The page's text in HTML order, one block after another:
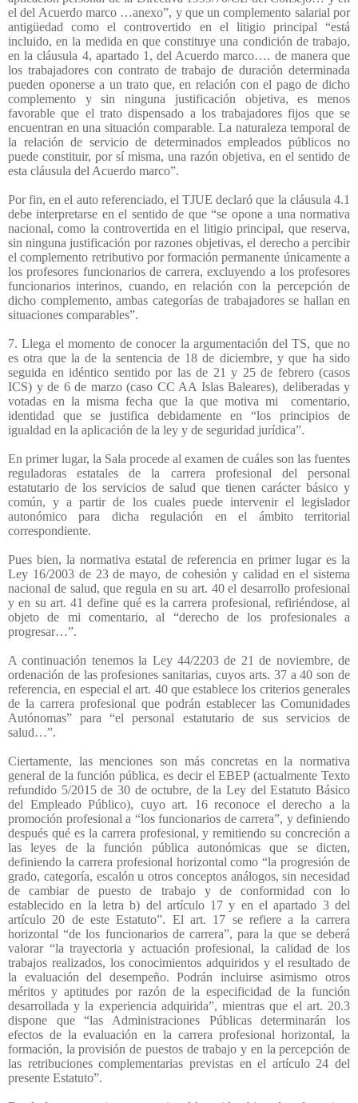
el del Acuerdo marco …anexo”, y que un complemento salarial por
antigüedad como el controvertido en el litigio principal “está
incluido, en la medida en que constituye una condición de trabajo,
en la cláusula 4, apartado 1, del Acuerdo marco…. de manera que
los trabajadores con contrato de trabajo de duración determinada
pueden oponerse a un trato que, en relación con el pago de dicho
complemento y sin ninguna justificación objetiva, es menos
favorable que el trato dispensado a los trabajadores fijos que se
encuentran en una situación comparable. La naturaleza temporal de
la relación de servicio de determinados empleados públicos no
puede constituir, por sí misma, una razón objetiva, en el sentido de
esta cláusula del Acuerdo marco”.
Por fin, en el auto referenciado, el TJUE declaró que la cláusula 4.1
debe interpretarse en el sentido de que “se opone a una normativa
nacional, como la controvertida en el litigio principal, que reserva,
sin ninguna justificación por razones objetivas, el derecho a percibir
el complemento retributivo por formación permanente únicamente a
los profesores funcionarios de carrera, excluyendo a los profesores
funcionarios interinos, cuando, en relación con la percepción de
dicho complemento, ambas categorías de trabajadores se hallan en
situaciones comparables”.
7. Llega el momento de conocer la argumentación del TS, que no
es otra que la de la sentencia de 18 de diciembre, y que ha sido
seguida en idéntico sentido por las de 21 y 25 de febrero (casos
ICS) y de 6 de marzo (caso CC AA Islas Baleares), deliberadas y
votadas en la misma fecha que la que motiva mi
comentario,
identidad que se justifica debidamente en “los principios de
igualdad en la aplicación de la ley y de seguridad jurídica”.
En primer lugar, la Sala procede al examen de cuáles son las fuentes
reguladoras estatales de la carrera profesional del personal
estatutario de los servicios de salud que tienen carácter básico y
común, y a partir de los cuales puede intervenir el legislador
autonómico para dicha regulación en el ámbito territorial
correspondiente.
Pues bien, la normativa estatal de referencia en primer lugar es la
Ley 16/2003 de 23 de mayo, de cohesión y calidad en el sistema
nacional de salud, que regula en su art. 40 el desarrollo profesional
y en su art. 41 define qué es la carrera profesional, refiriéndose, al
objeto de mi comentario, al “derecho de los profesionales a
progresar…”.
A continuación tenemos la Ley 44/2203 de 21 de noviembre, de
ordenación de las profesiones sanitarias, cuyos arts. 37 a 40 son de
referencia, en especial el art. 40 que establece los criterios generales
de la carrera profesional que podrán establecer las Comunidades
Autónomas” para “el personal estatutario de sus servicios de
salud…”.
Ciertamente, las menciones son más concretas en la normativa
general de la función pública, es decir el EBEP (actualmente Texto
refundido 5/2015 de 30 de octubre, de la Ley del Estatuto Básico
del Empleado Público), cuyo art. 16 reconoce el derecho a la
promoción profesional a “los funcionarios de carrera”, y definiendo
después qué es la carrera profesional, y remitiendo su concreción a
las leyes de la función pública autonómicas que se dicten,
definiendo la carrera profesional horizontal como “la progresión de
grado, categoría, escalón u otros conceptos análogos, sin necesidad
de cambiar de puesto de trabajo y de conformidad con lo
establecido en la letra b) del artículo 17 y en el apartado 3 del
artículo 20 de este Estatuto”. El art. 17 se refiere a la carrera
horizontal “de los funcionarios de carrera”, para la que se deberá
valorar “la trayectoria y actuación profesional, la calidad de los
trabajos realizados, los conocimientos adquiridos y el resultado de
la evaluación del desempeño. Podrán incluirse asimismo otros
méritos y aptitudes por razón de la especificidad de la función
desarrollada y la experiencia adquirida”, mientras que el art. 20.3
dispone que “las Administraciones Públicas determinarán los
efectos de la evaluación en la carrera profesional horizontal, la
formación, la provisión de puestos de trabajo y en la percepción de
las retribuciones complementarias previstas en el artículo 24 del
presente Estatuto”.